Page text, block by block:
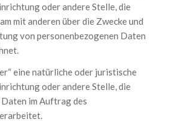
oder andere Stelle, die
mit anderen über die Zwecke und
von personenbezogenen Daten
eine natürliche oder juristische
oder andere Stelle, die
im Auftrag des